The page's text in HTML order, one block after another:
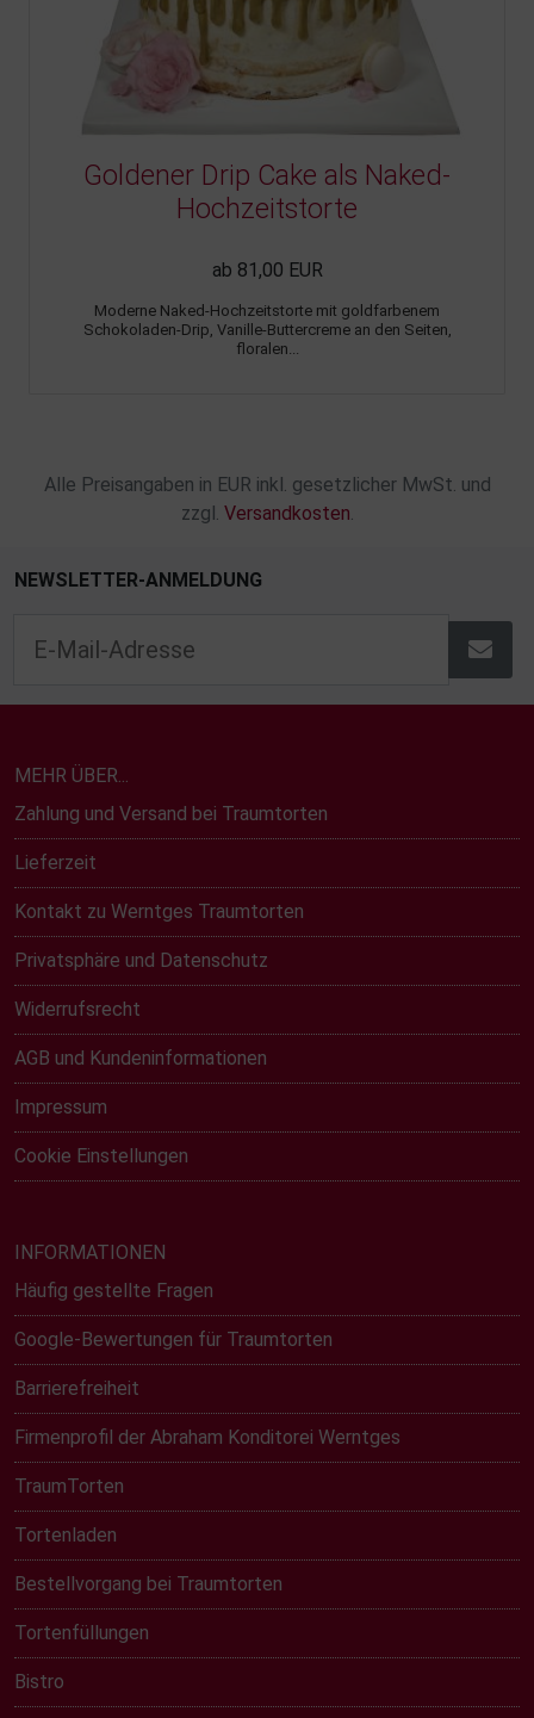
Goldener Drip Cake als Naked-
Hochzeitstorte
ab 81,00 EUR
Moderne Naked-Hochzeitstorte mit goldfarbenem
Schokoladen-Drip, Vanille-Buttercreme an den Seiten,
floralen...
Alle Preisangaben in EUR inkl. gesetzlicher MwSt. und
zzgl. Versandkosten.
NEWSLETTER-ANMELDUNG
MEHR ÜBER...
Zahlung und Versand bei Traumtorten
Lieferzeit
Kontakt zu Werntges Traumtorten
Privatsphäre und Datenschutz
Widerrufsrecht
AGB und Kundeninformationen
Impressum
Cookie Einstellungen
INFORMATIONEN
Häufig gestellte Fragen
Google-Bewertungen für Traumtorten
Barrierefreiheit
Firmenprofil der Abraham Konditorei Werntges
TraumTorten
Tortenladen
Bestellvorgang bei Traumtorten
Tortenfüllungen
Bistro